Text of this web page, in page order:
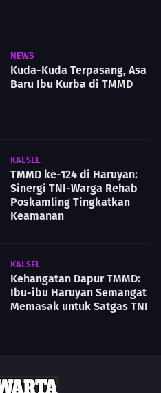
NEWS
Kuda-Kuda Terpasang, Asa
Baru Ibu Kurba di TMMD
KALSEL
TMMD ke-124 di Haruyan:
Sinergi TNI-Warga Rehab
Poskamling Tingkatkan
Keamanan
KALSEL
Kehangatan Dapur TMMD:
Ibu-ibu Haruyan Semangat
Memasak untuk Satgas TNI